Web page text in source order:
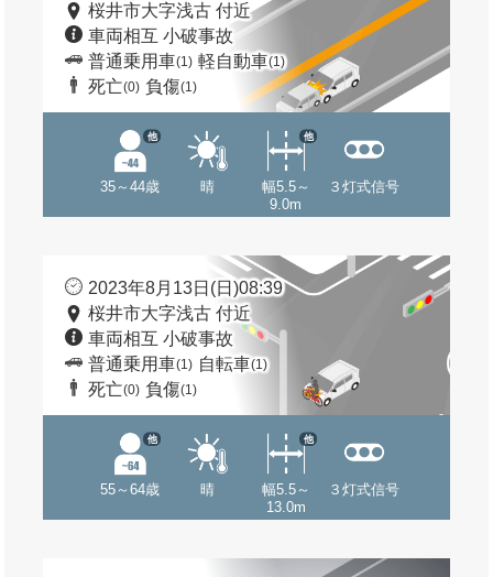
桜井市大字浅古 付近
車両相互 小破事故
普通乗用車(1) 軽自動車(1)
死亡(0) 負傷(1)
35～44歳
他
晴
幅5.5～
9.0m
他
３灯式信号
2023年8月13日(日)08:39
桜井市大字浅古 付近
車両相互 小破事故
普通乗用車(1) 自転車(1)
死亡(0) 負傷(1)
55～64歳
他
晴
幅5.5～
13.0m
他
３灯式信号